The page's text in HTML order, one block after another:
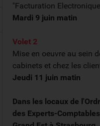
"Facturation
Mardi 9 juin matin
Volet 2
Mise en oeuvre au sein
cabinets et chez les
Jeudi 11 juin matin
Dans les locaux de
des Experts-Comptables